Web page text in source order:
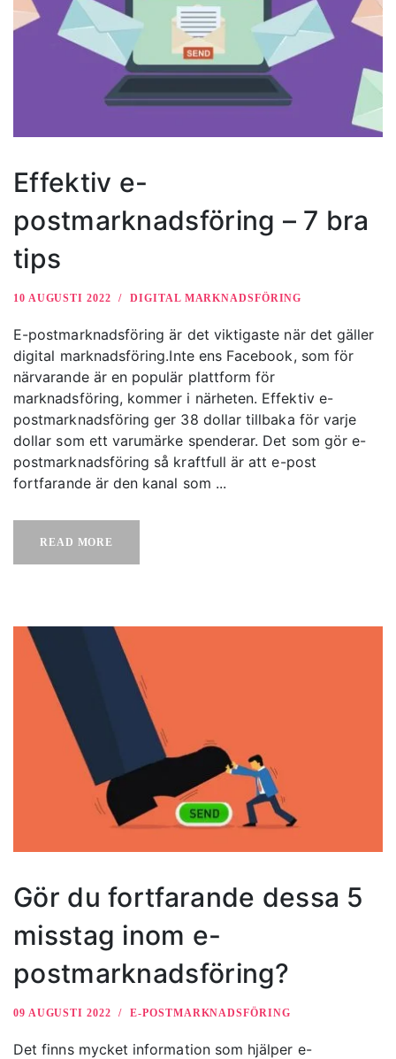
Effektiv e-
postmarknadsföring – 7 bra
tips
10 AUGUSTI 2022 DIGITAL MARKNADSFÖRING
E-postmarknadsföring är det viktigaste när det gäller
digital marknadsföring.Inte ens Facebook, som för
närvarande är en populär plattform för
marknadsföring, kommer i närheten. Effektiv e-
postmarknadsföring ger 38 dollar tillbaka för varje
dollar som ett varumärke spenderar. Det som gör e-
postmarknadsföring så kraftfull är att e-post
fortfarande är den kanal som ...
READ MORE
Gör du fortfarande dessa 5
misstag inom e-
postmarknadsföring?
09 AUGUSTI 2022 E-POSTMARKNADSFÖRING
Det finns mycket information som hjälper e-